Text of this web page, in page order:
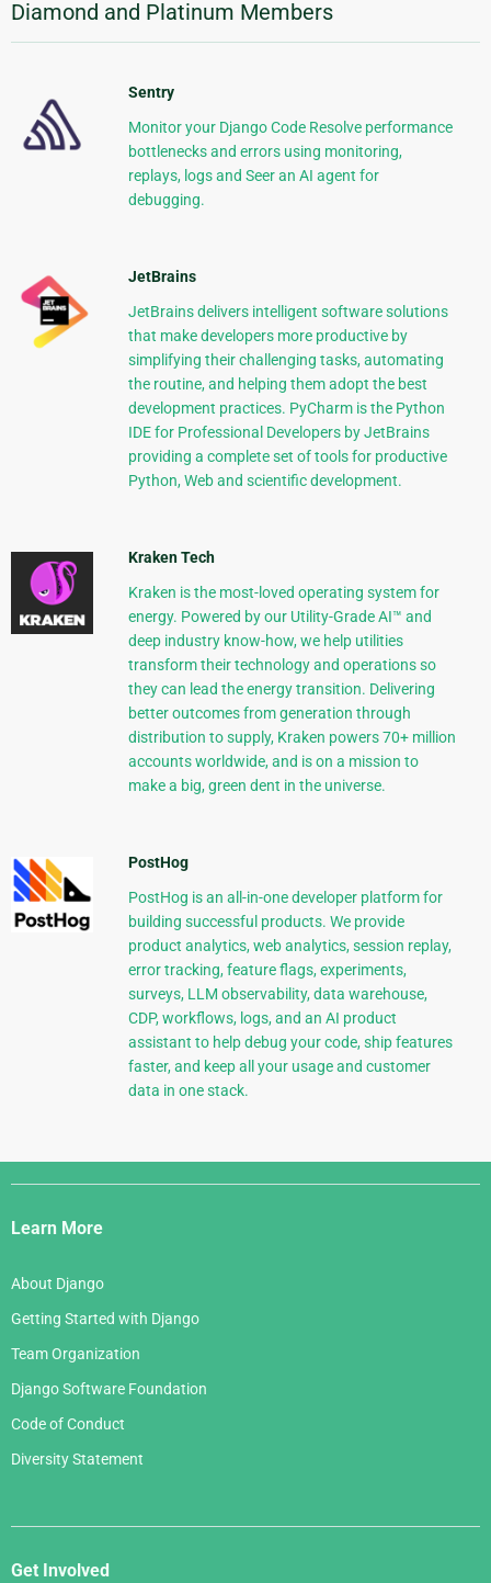
Diamond and Platinum Members
Sentry
Monitor your Django Code Resolve performance
bottlenecks and errors using monitoring,
replays, logs and Seer an AI agent for
debugging.
JetBrains
JetBrains delivers intelligent software solutions
that make developers more productive by
simplifying their challenging tasks, automating
the routine, and helping them adopt the best
development practices. PyCharm is the Python
IDE for Professional Developers by JetBrains
providing a complete set of tools for productive
Python, Web and scientific development.
Kraken Tech
Kraken is the most-loved operating system for
energy. Powered by our Utility-Grade AI™ and
deep industry know-how, we help utilities
transform their technology and operations so
they can lead the energy transition. Delivering
better outcomes from generation through
distribution to supply, Kraken powers 70+ million
accounts worldwide, and is on a mission to
make a big, green dent in the universe.
PostHog
PostHog is an all-in-one developer platform for
building successful products. We provide
product analytics, web analytics, session replay,
error tracking, feature flags, experiments,
surveys, LLM observability, data warehouse,
CDP, workflows, logs, and an AI product
assistant to help debug your code, ship features
faster, and keep all your usage and customer
data in one stack.
Django
Links
Learn More
About Django
Getting Started with Django
Team Organization
Django Software Foundation
Code of Conduct
Diversity Statement
Get Involved